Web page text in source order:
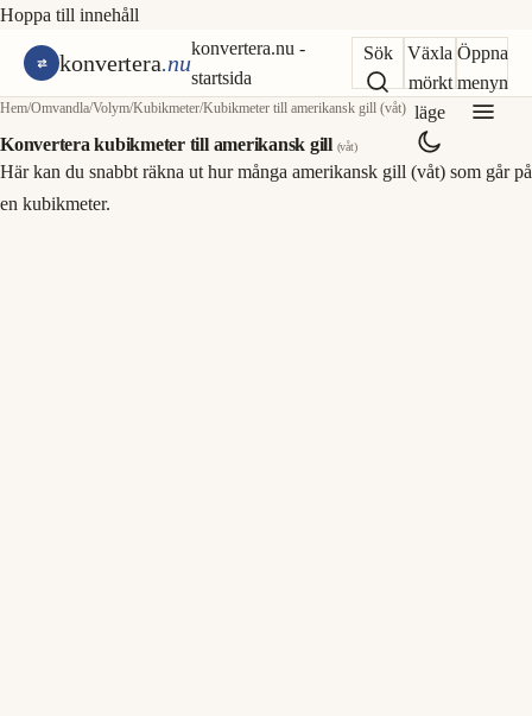
Hoppa till innehåll
konvertera.nu
konvertera.nu -
startsida
Sök
Växla
mörkt
läge
Öppna
menyn
Hem/Omvandla/Volym/Kubikmeter/Kubikmeter till amerikansk gill (våt)
Konvertera kubikmeter till amerikansk gill (våt)
Här kan du snabbt räkna ut hur många amerikansk gill (våt) som går på
en kubikmeter.